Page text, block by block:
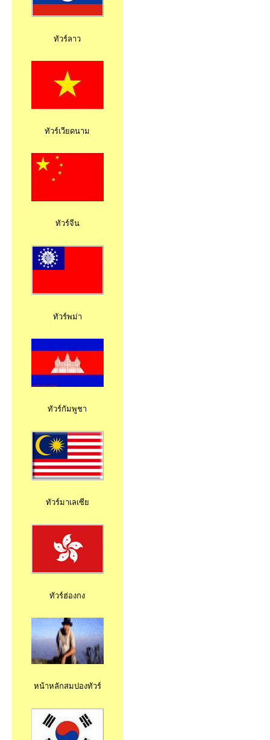
ทัวร์ลาว
ทัวร์เวียดนาม
ทัวร์จีน
ทัวร์พม่า
ทัวร์กัมพูชา
ทัวร์มาเลเซีย
ทัวร์ฮ่องกง
หน้าหลักสมปองทัวร์